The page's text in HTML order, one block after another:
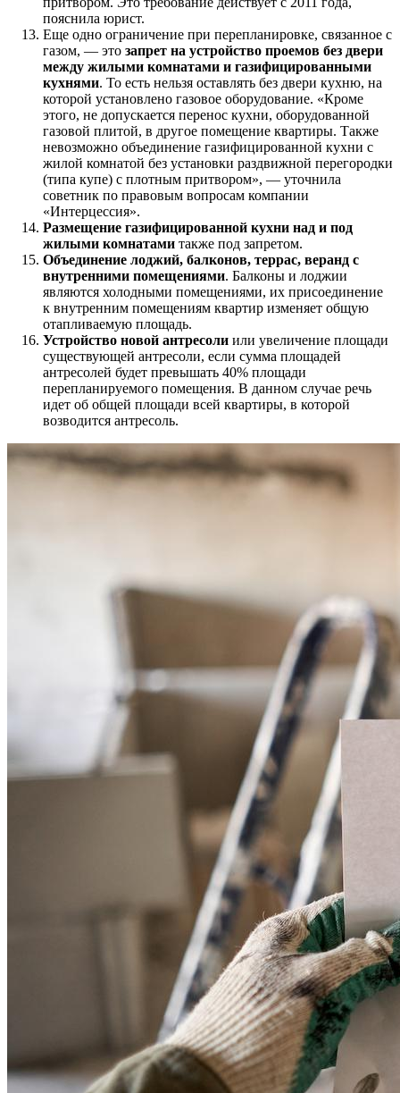
пояснила юрист.
Еще одно ограничение при перепланировке, связанное с
газом, — это запрет на устройство проемов без двери
между жилыми комнатами и газифицированными
кухнями. То есть нельзя оставлять без двери кухню, на
которой установлено газовое оборудование. «Кроме
этого, не допускается перенос кухни, оборудованной
газовой плитой, в другое помещение квартиры. Также
невозможно объединение газифицированной кухни с
жилой комнатой без установки раздвижной перегородки
(типа купе) с плотным притвором», — уточнила
советник по правовым вопросам компании
«Интерцессия».
Размещение газифицированной кухни над и под
жилыми комнатами также под запретом.
Объединение лоджий, балконов, террас, веранд с
внутренними помещениями. Балконы и лоджии
являются холодными помещениями, их присоединение
к внутренним помещениям квартир изменяет общую
отапливаемую площадь.
Устройство новой антресоли или увеличение площади
существующей антресоли, если сумма площадей
антресолей будет превышать 40% площади
перепланируемого помещения. В данном случае речь
идет об общей площади всей квартиры, в которой
возводится антресоль.